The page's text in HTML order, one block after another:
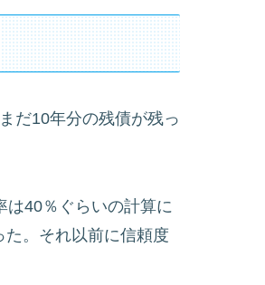
だ10年分の残債が残っ
40％ぐらいの計算に
。それ以前に信頼度